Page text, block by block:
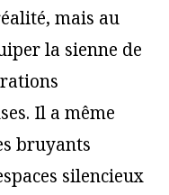
mais au
la sienne de
Il a même
bruyants
silencieux